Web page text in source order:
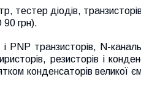
тестер діодів,
грн).
PNP транзисторів, N-
резисторів і
конденсаторів великої